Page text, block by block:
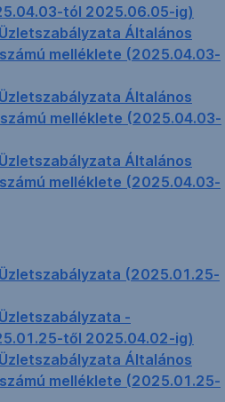
tól 2025.06.05-ig)
Általános
melléklete (2025.04.03-
Általános
melléklete (2025.04.03-
Általános
melléklete (2025.04.03-
(2025.01.25-
-
től 2025.04.02-ig)
Általános
melléklete (2025.01.25-